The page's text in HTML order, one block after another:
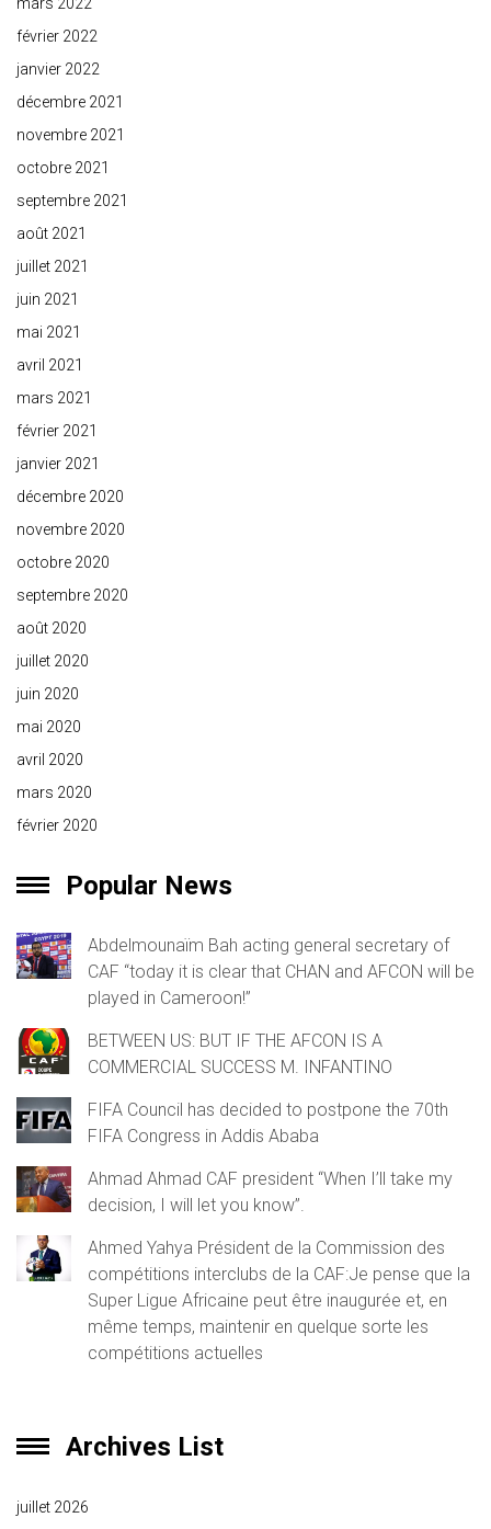
février 2022
janvier 2022
décembre 2021
novembre 2021
octobre 2021
septembre 2021
août 2021
juillet 2021
juin 2021
mai 2021
avril 2021
mars 2021
février 2021
janvier 2021
décembre 2020
novembre 2020
octobre 2020
septembre 2020
août 2020
juillet 2020
juin 2020
mai 2020
avril 2020
mars 2020
février 2020
Popular News
Abdelmounaïm Bah acting general secretary of
CAF “today it is clear that CHAN and AFCON will be
played in Cameroon!”
BETWEEN US: BUT IF THE AFCON IS A
COMMERCIAL SUCCESS M. INFANTINO
FIFA Council has decided to postpone the 70th
FIFA Congress in Addis Ababa
Ahmad Ahmad CAF president “When I’ll take my
decision, I will let you know”.
Ahmed Yahya Président de la Commission des
compétitions interclubs de la CAF:Je pense que la
Super Ligue Africaine peut être inaugurée et, en
même temps, maintenir en quelque sorte les
compétitions actuelles
Archives List
juillet 2026